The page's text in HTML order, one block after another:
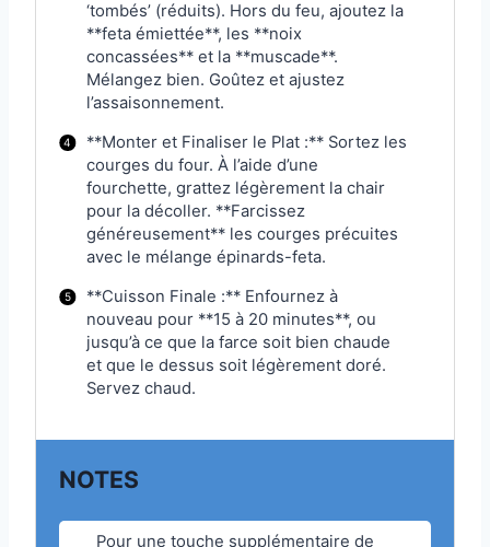
‘tombés’ (réduits). Hors du feu, ajoutez la
**feta émiettée**, les **noix
concassées** et la **muscade**.
Mélangez bien. Goûtez et ajustez
l’assaisonnement.
**Monter et Finaliser le Plat :** Sortez les
courges du four. À l’aide d’une
fourchette, grattez légèrement la chair
pour la décoller. **Farcissez
généreusement** les courges précuites
avec le mélange épinards-feta.
**Cuisson Finale :** Enfournez à
nouveau pour **15 à 20 minutes**, ou
jusqu’à ce que la farce soit bien chaude
et que le dessus soit légèrement doré.
Servez chaud.
NOTES
Pour une touche supplémentaire de